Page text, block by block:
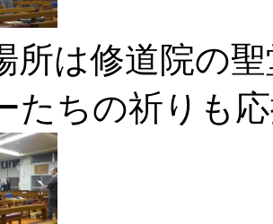
所は修道院の
たちの祈りも